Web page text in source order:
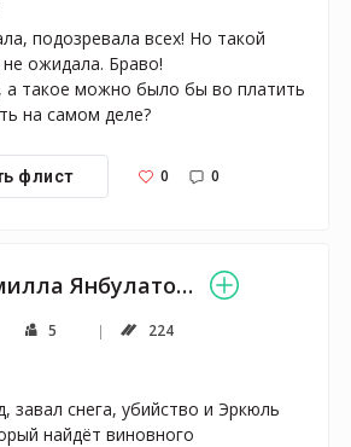
подозревала всех! Но такой
ожидала. Браво!
а такое можно было бы во платить
на самом деле?
флист 0 0
Камилла Янбулатова
5 224
завал снега, убийство и Эркюль
найдёт виновного